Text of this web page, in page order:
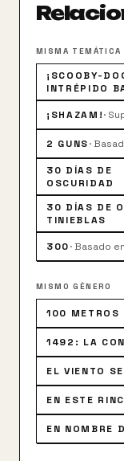
compra un billete
MISMA TEMÁTICA
¡SCOOBY-
INTRÉPIDO
¡SHAZAM!·
2 GUNS·
30 DÍAS DE
OSCURIDAD
30 DÍAS DE
TINIEBLAS
300· Basado
MISMO GÉNERO
100 METROS
1492: LA
EL VIENTO
EN ESTE
EN NOMBRE